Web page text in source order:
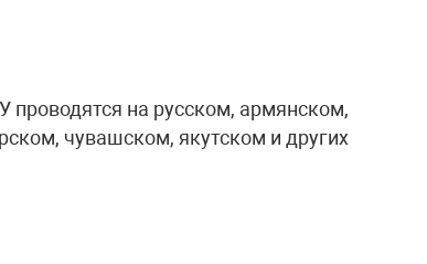
на русском, армянском,
чувашском, якутском и других